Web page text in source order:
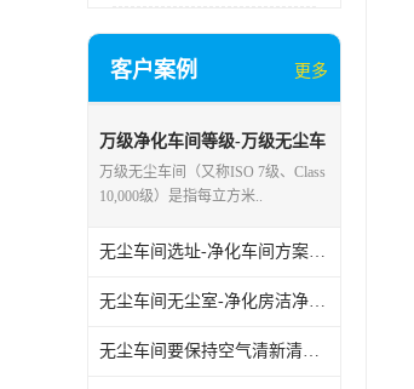
客户案例 更多
万级净化车间等级-万级无尘车
间要求-万级洁净室施工企业金
泽环境
万级无尘车间（又称ISO 7级、Class
10,000级）是指每立方米..
无尘车间选址-净化车间方案-无尘车间恒温恒湿控制
无尘车间无尘室-净化房洁净室-净化空气处理
无尘车间要保持空气清新清洁，需要从多个方面着手